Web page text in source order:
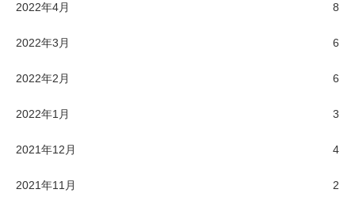
2022年4月 8
2022年3月 6
2022年2月 6
2022年1月 3
2021年12月 4
2021年11月 2